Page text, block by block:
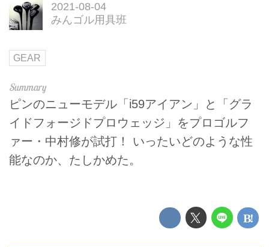
2021-08-04
みんゴル用具班
GEAR
ピンのニューモデル「i59アイアン」と「グラ
イドフォージドプロウェッジ」をプロゴルフ
ァー・中村修が試打！ いったいどのような性
能なのか、たしかめた。